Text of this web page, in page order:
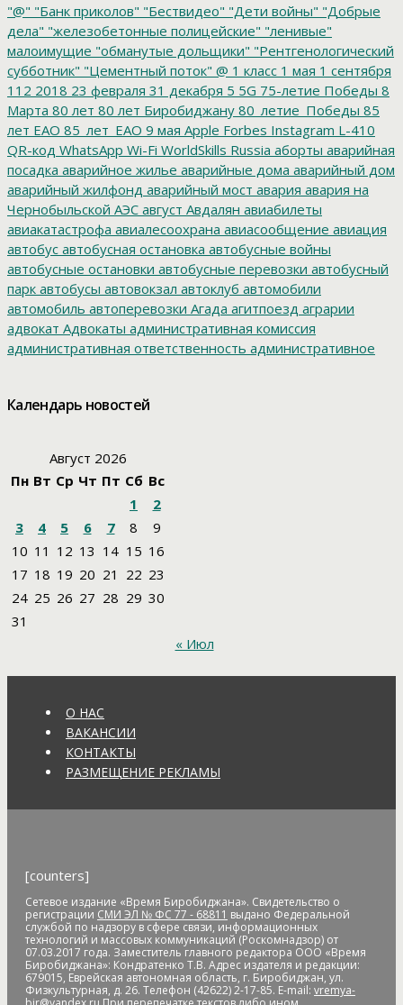
"@" "Банк приколов" "Бествидео" "Дети войны" "Добрые
дела" "железобетонные полицейские" "ленивые"
малоимущие "обманутые дольщики" "Рентгенологический
субботник" "Цементный поток" @ 1 класс 1 мая 1 сентября
112 2018 23 февраля 31 декабря 5 5G 75-летие Победы 8
Марта 80 лет 80 лет Биробиджану 80_летие_Победы 85
лет ЕАО 85_лет_ЕАО 9 мая Apple Forbes Instagram L-410
QR-код WhatsApp Wi-Fi WorldSkills Russia аборты аварийная
посадка аварийное жилье аварийные дома аварийный дом
аварийный жилфонд аварийный мост авария авария на
Чернобыльской АЭС август Авдалян авиабилеты
авиакатастрофа авиалесоохрана авиасообщение авиация
автобус автобусная остановка автобусные войны
автобусные остановки автобусные перевозки автобусный
парк автобусы автовокзал автоклуб автомобили
автомобиль автоперевозки Агада агитпоезд аграрии
адвокат Адвокаты административная комиссия
административная ответственность административное
БуксманАлександр Винников
Александр Соловьев
Филиппова Алексей Корниенко
Алексей ХозяйскийАлексей Черный
Алисаалкоголизация Алкоголь
аллергия альманах Амур
Анатолий Скоробогатов
Андрей ГолубьАндрей Драчев
Кузнецова
антивандальные мерыантикоррупционное
антитеррористические учения
апелляцияаппарат видеофиксации
АрашуковАрбатАрена
арест счетовАрмия Арнаполин
Артём АкименкоАртём КуликовАрхангельск
банковские_карты
барельеф баскетболБастакБастрыкинбатутБедность
бездомныебездомные животныебезналичные платежи
Безопасное колесо-2019безопасностьБезопасные и
качественные дорогибезработицабелкабензинБеринг
Берл Лазарбесплатные лекарстваБессмертные дела
Календарь новостей
Август 2026
Пн Вт Ср Чт Пт Сб Вс
1
2
3
4 5 6 7 8
9
10 11 12 13 14 15 16
17 18 19 20 21 22 23
24 25 26 27 28 29 30
31
« Июл
О НАС
ВАКАНСИИ
КОНТАКТЫ
РАЗМЕЩЕНИЕ РЕКЛАМЫ
[counters]
Сетевое издание «Время Биробиджана». Свидетельство о
регистрации СМИ ЭЛ № ФС 77 - 68811 выдано Федеральной
службой по надзору в сфере связи, информационных
технологий и массовых коммуникаций (Роскомнадзор) от
07.03.2017 года. Заместитель главного редактора ООО «Время
Биробиджана»: Кондратенко Т.В. Адрес издателя и редакции:
679015, Еврейская автономная область, г. Биробиджан, ул.
Физкультурная, д. 26. Телефон (42622) 2-17-85. E-mail: vremya-